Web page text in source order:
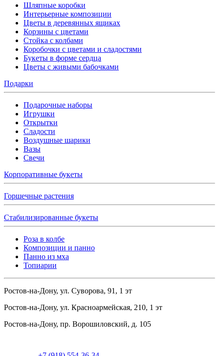
Шляпные коробки
Интерьерные композиции
Цветы в деревянных ящиках
Корзины с цветами
Стойка с колбами
Коробочки с цветами и сладостями
Букеты в форме сердца
Цветы с живыми бабочками
Подарки
Подарочные наборы
Игрушки
Открытки
Сладости
Воздушные шарики
Вазы
Свечи
Корпоративные букеты
Горшечные растения
Стабилизированные букеты
Роза в колбе
Композиции и панно
Панно из мха
Топиарии
Ростов-на-Дону, ул. Суворова, 91, 1 эт
Ростов-на-Дону, ул. Красноармейская, 210, 1 эт
Ростов-на-Дону, пр. Ворошиловский, д. 105